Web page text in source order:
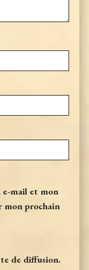
mail et mon
mon prochain
de diffusion.